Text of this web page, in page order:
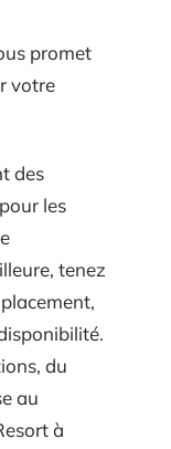
promet
votre
des
les
tenez
du
au
à